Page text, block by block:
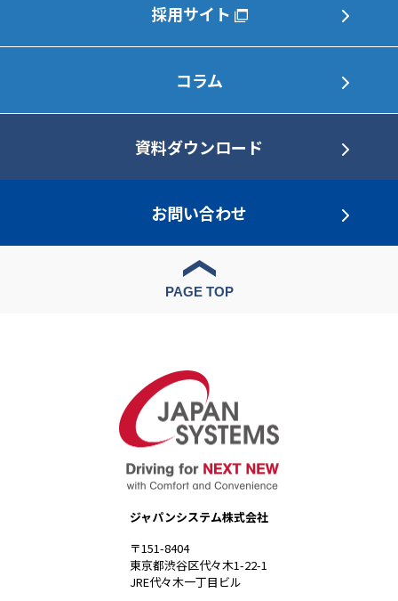
採用サイト
コラム
資料ダウンロード
お問い合わせ
PAGE TOP
ジャパンシステム株式会社
〒151-8404
東京都渋谷区代々木1-22-1
JRE代々木一丁目ビル